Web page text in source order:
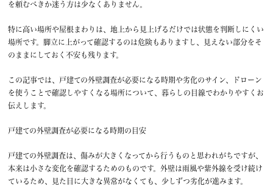
を頼むべきか迷う方は少なくありません。
特に高い場所や屋根まわりは、地上から見上げるだけでは状態を判断しにくい
場所です。脚立に上がって確認するのは危険もありますし、見えない部分をそ
のままにしておく不安も残ります。
この記事では、戸建ての外壁調査が必要になる時期や劣化のサイン、ドローン
を使うことで確認しやすくなる場所について、暮らしの目線でわかりやすくお
伝えします。
戸建ての外壁調査が必要になる時期の目安
戸建ての外壁調査は、傷みが大きくなってから行うものと思われがちですが、
本来は小さな変化を確認するためのものです。外壁は雨風や紫外線を受け続け
ているため、見た目に大きな異常がなくても、少しずつ劣化が進みます。